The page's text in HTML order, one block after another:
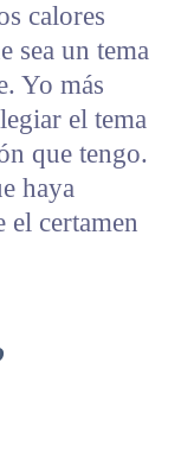
calores
sea un tema
Yo más
el tema
que tengo.
haya
el certamen